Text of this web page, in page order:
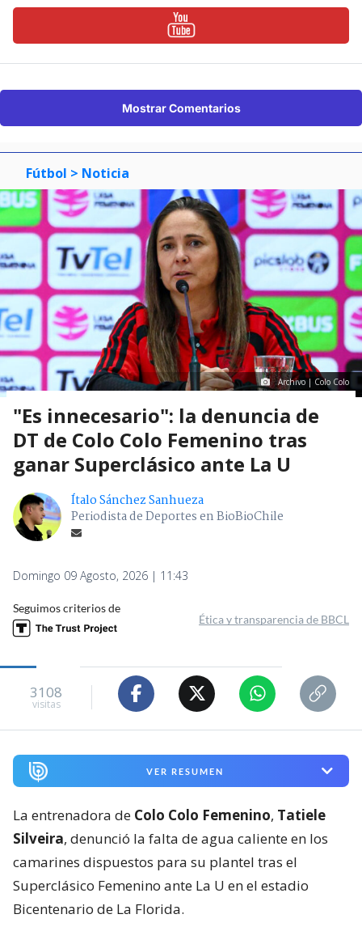
Mostrar Comentarios
Fútbol > Noticia
Archivo | Colo Colo
"Es innecesario": la denuncia de
DT de Colo Colo Femenino tras
ganar Superclásico ante La U
Ítalo Sánchez Sanhueza
Periodista de Deportes en BioBioChile
Domingo 09 Agosto, 2026 | 11:43
Seguimos criterios de
Ética y transparencia de BBCL
3108
visitas
VER RESUMEN
La entrenadora de Colo Colo Femenino, Tatiele
Silveira, denunció la falta de agua caliente en los
camarines dispuestos para su plantel tras el
Superclásico Femenino ante La U en el estadio
Bicentenario de La Florida.